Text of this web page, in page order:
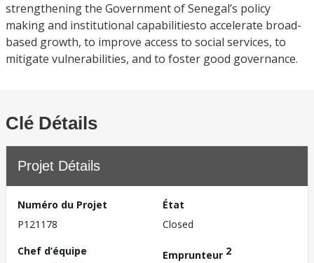
strengthening the Government of Senegal’s policy
making and institutional capabilitiesto accelerate broad-
based growth, to improve access to social services, to
mitigate vulnerabilities, and to foster good governance.
Clé Détails
Projet Détails
Numéro du Projet
P121178
État
Closed
Chef d’équipe
Emprunteur 2